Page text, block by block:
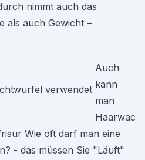
nimmt auch das
als auch Gewicht –
Auch
kann
man
Haarwac
Wie oft darf man eine
- das müssen Sie "Läuft"